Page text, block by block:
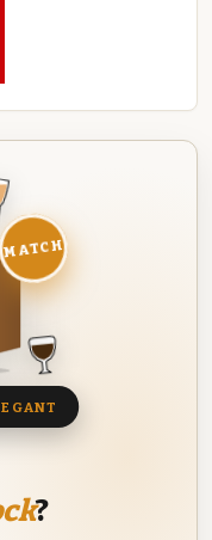
?
MATCH